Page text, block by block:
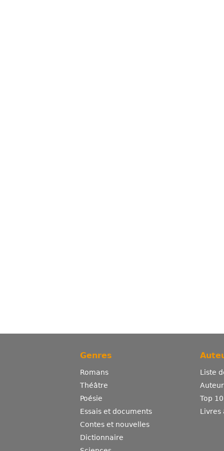
Genres
Romans
Théâtre
Poésie
Essais et documents
Contes et nouvelles
Dictionnaire
Liste
Top
Livres